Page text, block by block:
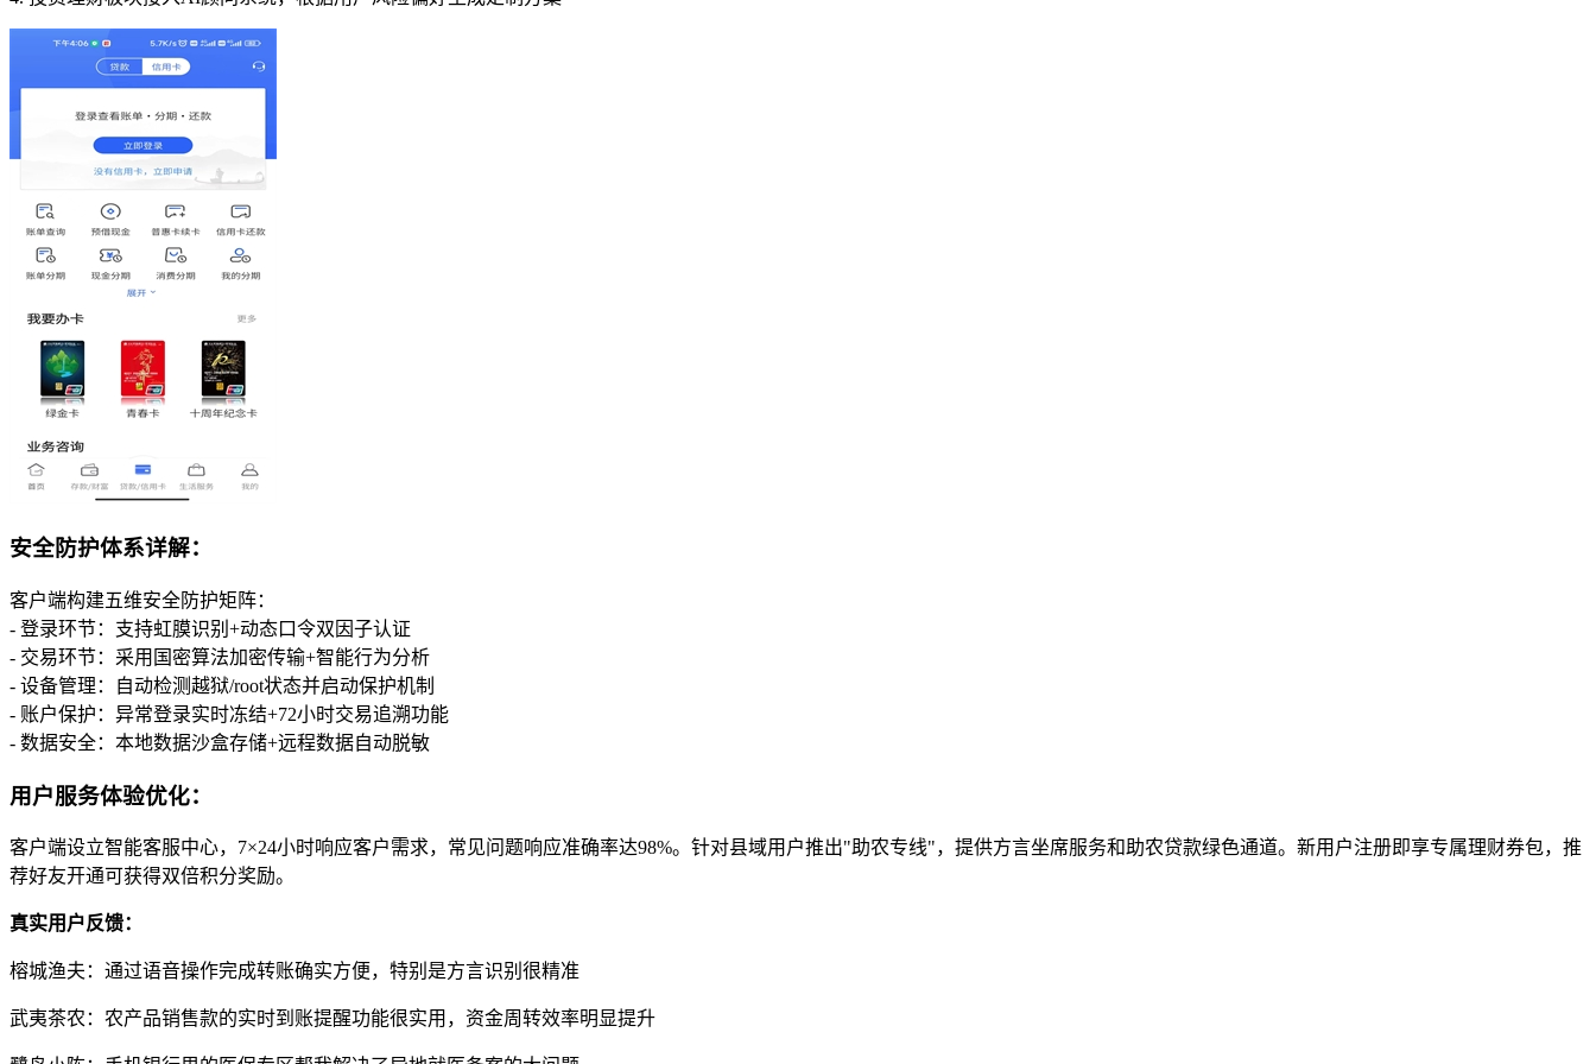
安全防护体系详解：
客户端构建五维安全防护矩阵：
- 登录环节：支持虹膜识别+动态口令双因子认证
- 交易环节：采用国密算法加密传输+智能行为分析
- 设备管理：自动检测越狱/root状态并启动保护机制
- 账户保护：异常登录实时冻结+72小时交易追溯功能
- 数据安全：本地数据沙盒存储+远程数据自动脱敏
用户服务体验优化：
客户端设立智能客服中心，7×24小时响应客户需求，常见问题响应准确率达98%。针对县域用户推出"助农专线"，提供方言坐席服务和助农贷款绿色通道。新用户注册即享专属理财券包，推
荐好友开通可获得双倍积分奖励。
真实用户反馈：
榕城渔夫：通过语音操作完成转账确实方便，特别是方言识别很精准
武夷茶农：农产品销售款的实时到账提醒功能很实用，资金周转效率明显提升